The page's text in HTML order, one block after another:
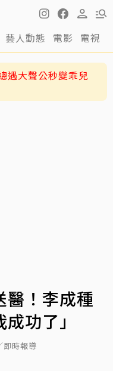
藝人動態 電影 電視
遇大聲公秒變乖兒
醫！李成種
功了」
即時報導